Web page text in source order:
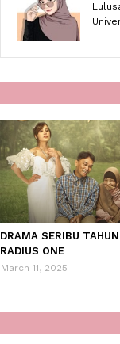
DRAMA SERIBU
RADIUS ONE
March 11, 2025